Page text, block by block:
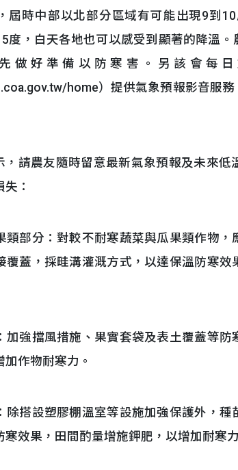
屆時中部以北部分區域有可能出現9到
度，白天各地也可以感受到顯著的降溫
做好準備以防寒害。另該會每
home）提供氣象預報影音服
農友隨時留意最新氣象預報及未來低
：
類部分：對較不耐寒蔬菜與瓜果類作物
覆蓋，採畦溝灌溉方式，以達保溫防寒
加強擋風措施、果實套袋及表土覆蓋等防
作物耐寒力。
除搭設塑膠棚溫室等設施加強保護外，
寒效果，田間酌量增施鉀肥，以增加耐寒力